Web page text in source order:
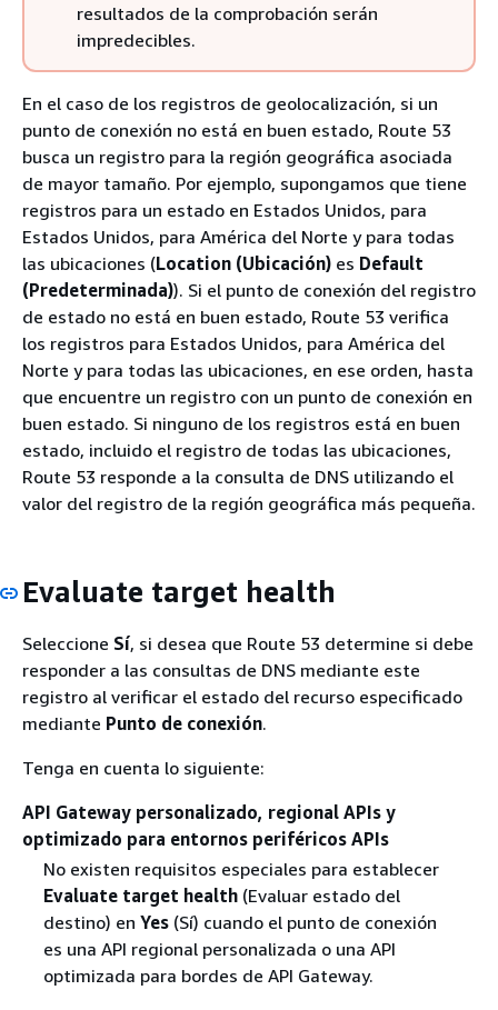
resultados de la comprobación serán
impredecibles.
En el caso de los registros de geolocalización, si un
punto de conexión no está en buen estado, Route 53
busca un registro para la región geográfica asociada
de mayor tamaño. Por ejemplo, supongamos que tiene
registros para un estado en Estados Unidos, para
Estados Unidos, para América del Norte y para todas
las ubicaciones (Location (Ubicación) es Default
(Predeterminada)). Si el punto de conexión del registro
de estado no está en buen estado, Route 53 verifica
los registros para Estados Unidos, para América del
Norte y para todas las ubicaciones, en ese orden, hasta
que encuentre un registro con un punto de conexión en
buen estado. Si ninguno de los registros está en buen
estado, incluido el registro de todas las ubicaciones,
Route 53 responde a la consulta de DNS utilizando el
valor del registro de la región geográfica más pequeña.
Evaluate target health
Seleccione Sí, si desea que Route 53 determine si debe
responder a las consultas de DNS mediante este
registro al verificar el estado del recurso especificado
mediante Punto de conexión.
Tenga en cuenta lo siguiente:
API Gateway personalizado, regional APIs y
optimizado para entornos periféricos APIs
No existen requisitos especiales para establecer
Evaluate target health(Evaluar estado del
destino) en Yes(Sí) cuando el punto de conexión
es una API regional personalizada o una API
optimizada para bordes de API Gateway.